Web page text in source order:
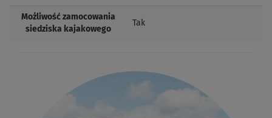
Możliwość zamocowania
siedziska kajakowego
Tak